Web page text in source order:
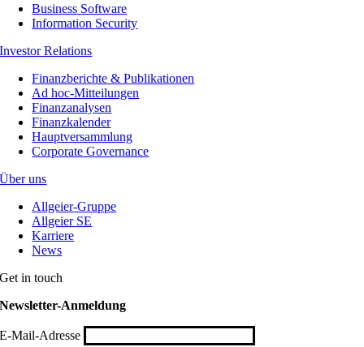
Business Software
Information Security
Investor Relations
Finanzberichte & Publikationen
Ad hoc-Mitteilungen
Finanzanalysen
Finanzkalender
Hauptversammlung
Corporate Governance
Über uns
Allgeier-Gruppe
Allgeier SE
Karriere
News
Get in touch
Newsletter-Anmeldung
E-Mail-Adresse